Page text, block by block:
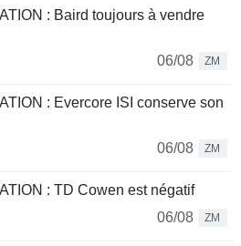
: Baird toujours à vendre
06/08
ZM
: Evercore ISI conserve son
06/08
ZM
: TD Cowen est négatif
06/08
ZM